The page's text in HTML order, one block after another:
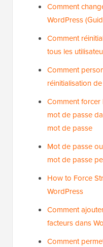
Comment
WordPress
Comment
tous les
Comment
réinitialisation
Comment forcer
mot de passe
mot de passe
Mot de passe
mot de passe
How to Force
WordPress
Comment
facteurs dans
Comment